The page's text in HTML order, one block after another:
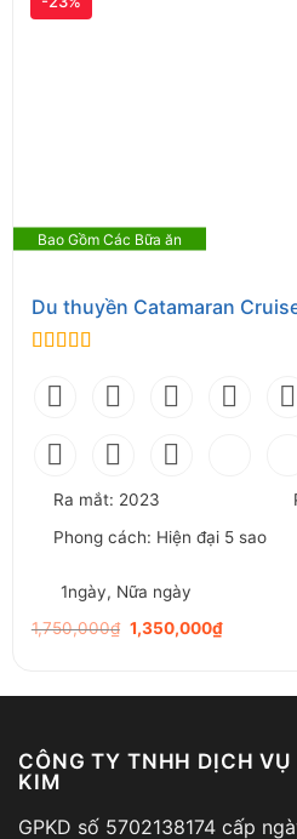
Bao Gồm Các Bữa ăn
Du thuyền Catamaran
Ra mắt: 2023
Phong cách: Hiện đại 5 sao
1ngày, Nữa ngày
1,750,000₫ Original
price
1,350,000₫Current
price
CÔNG TY TNHH DỊCH
KIM
GPKD số 5702138174 cấp